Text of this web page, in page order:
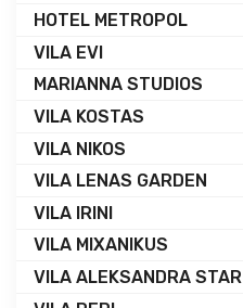
HOTEL METROPOL
VILA EVI
MARIANNA STUDIOS
VILA KOSTAS
VILA NIKOS
VILA LENAS GARDEN
VILA IRINI
VILA MIXANIKUS
VILA ALEKSANDRA STAR